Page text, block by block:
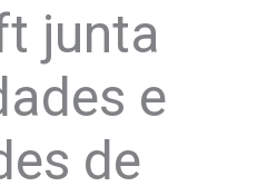
junta
e
de